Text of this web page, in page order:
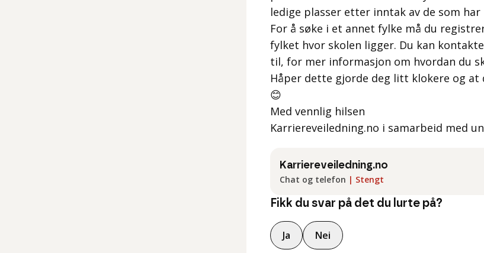
ledige plasser etter inntak av de som
For å søke i et annet fylke må du
fylket hvor skolen ligger. Du kan kontakte
til, for mer informasjon om hvordan du
Håper dette gjorde deg litt klokere og at
😊
Med vennlig hilsen
Karriereveiledning.no i samarbeid med
Karriereveiledning.no
Chat og telefon | Stengt
Fikk du svar på det du lurte på?
Ja Nei